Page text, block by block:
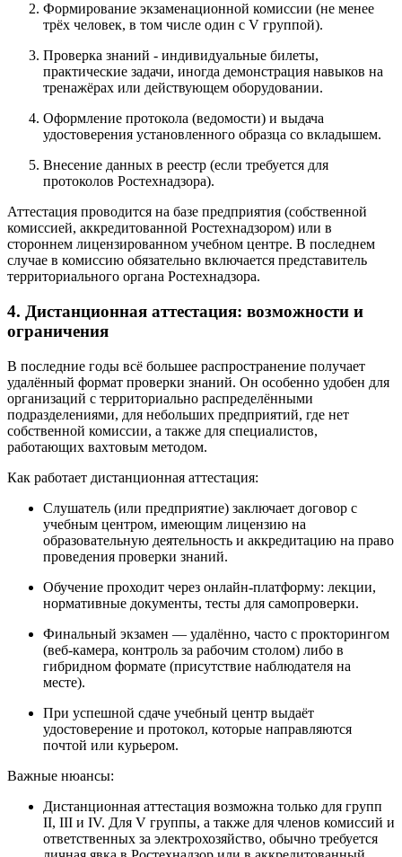
Формирование экзаменационной комиссии (не менее
трёх человек, в том числе один с V группой).
Проверка знаний - индивидуальные билеты,
практические задачи, иногда демонстрация навыков на
тренажёрах или действующем оборудовании.
Оформление протокола (ведомости) и выдача
удостоверения установленного образца со вкладышем.
Внесение данных в реестр (если требуется для
протоколов Ростехнадзора).
Аттестация проводится на базе предприятия (собственной
комиссией, аккредитованной Ростехнадзором) или в
стороннем лицензированном учебном центре. В последнем
случае в комиссию обязательно включается представитель
территориального органа Ростехнадзора.
4. Дистанционная аттестация: возможности и
ограничения
В последние годы всё большее распространение получает
удалённый формат проверки знаний. Он особенно удобен для
организаций с территориально распределёнными
подразделениями, для небольших предприятий, где нет
собственной комиссии, а также для специалистов,
работающих вахтовым методом.
Как работает дистанционная аттестация:
Слушатель (или предприятие) заключает договор с
учебным центром, имеющим лицензию на
образовательную деятельность и аккредитацию на право
проведения проверки знаний.
Обучение проходит через онлайн-платформу: лекции,
нормативные документы, тесты для самопроверки.
Финальный экзамен — удалённо, часто с прокторингом
(веб-камера, контроль за рабочим столом) либо в
гибридном формате (присутствие наблюдателя на
месте).
При успешной сдаче учебный центр выдаёт
удостоверение и протокол, которые направляются
почтой или курьером.
Важные нюансы:
Дистанционная аттестация возможна только для групп
II, III и IV. Для V группы, а также для членов комиссий и
ответственных за электрохозяйство, обычно требуется